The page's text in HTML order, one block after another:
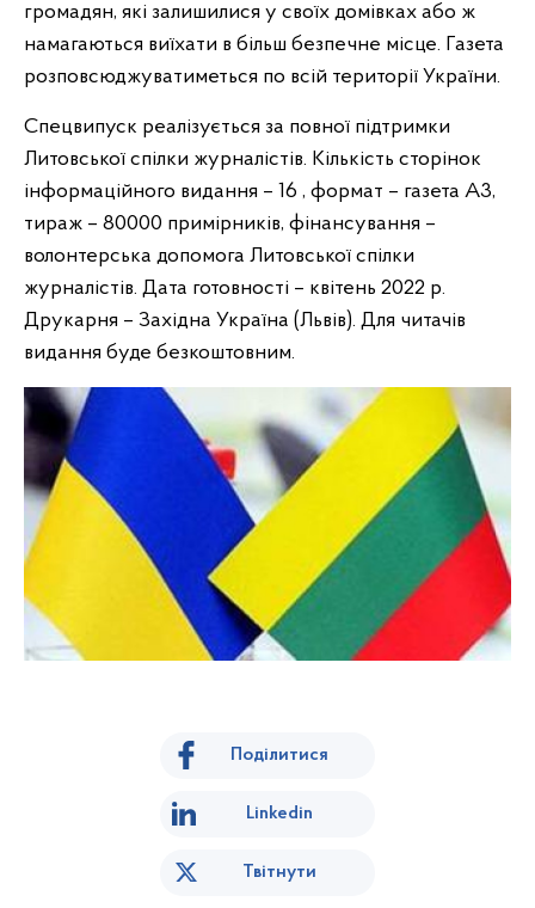
громадян, які залишилися у своїх домівках або ж
намагаються виїхати в більш безпечне місце. Газета
розповсюджуватиметься по всій території України.
Спецвипуск реалізується за повної підтримки
Литовської спілки журналістів. Кількість сторінок
інформаційного видання – 16 , формат – газета А3,
тираж – 80000 примірників, фінансування –
волонтерська допомога Литовської спілки
журналістів. Дата готовності – квітень 2022 р.
Друкарня – Західна Україна (Львів). Для читачів
видання буде безкоштовним.
Поділитися
Linkedin
Твітнути